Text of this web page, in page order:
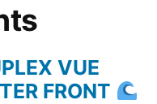
VUE
FRONT